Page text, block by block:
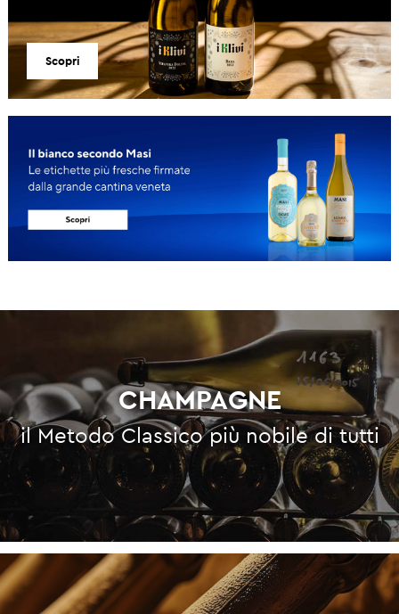
Scopri
CHAMPAGNE
il Metodo Classico più nobile di tutti